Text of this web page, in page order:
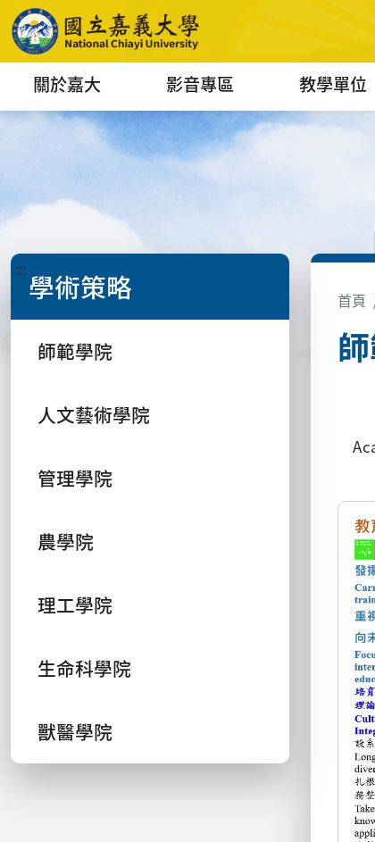
關於嘉大 影音專區 教學單位
::: 學術策略
師範學院
人文藝術學院
管理學院
農學院
理工學院
生命科學院
獸醫學院
首頁